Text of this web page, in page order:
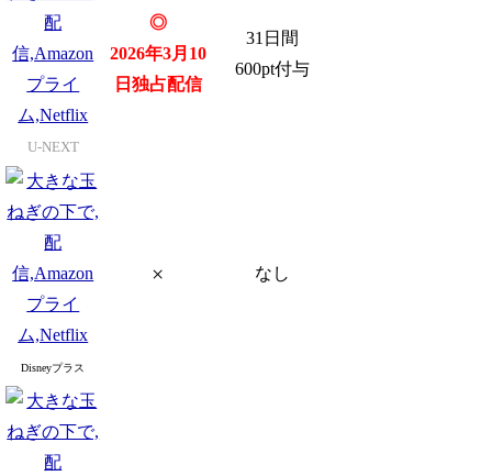
U-NEXT
◎
2026年3月10
日独占配信
31日間
600pt付与
Disneyプラス
× なし